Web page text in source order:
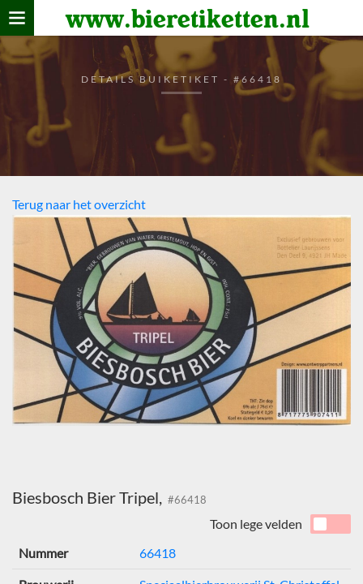
www.bieretiketten.nl
Home
verzamelen
De bierkaart
Bezoekers
DETAILS BUIKETIKET - #66418
Terug naar het overzicht
Biesbosch Bier Tripel, #66418
Toon lege velden
Nummer
66418